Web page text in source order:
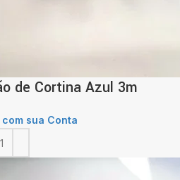
de Cortina Azul 3m
com sua Conta